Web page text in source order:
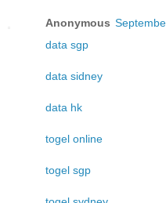
Anonymous
data sgp
data sidney
data hk
togel online
togel sgp